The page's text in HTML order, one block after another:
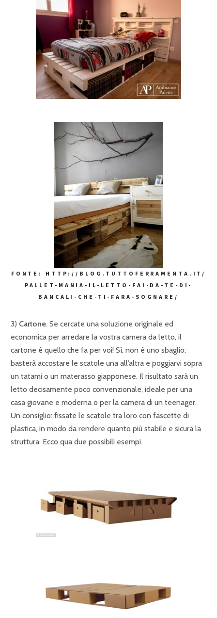
FONTE: HTTP://BLOG.TUTTOFERRAMENTA.IT/
PALLET-MANIA-IL-LETTO-FAI-DA-TE-DI-
BANCALI-CHE-TI-FARA-SOGNARE/
3) Cartone. Se cercate una soluzione originale ed
economica per arredare la vostra camera da letto, il
cartone è quello che fa per voi! Sì, non è uno sbaglio:
basterà accostare le scatole una all’altra e poggiarvi sopra
un tatami o un materasso giapponese. Il risultato sarà un
letto decisamente poco convenzionale, ideale per una
casa giovane e moderna o per la camera di un teenager.
Un consiglio: fissate le scatole tra loro con fascette di
plastica, in modo da rendere quanto più stabile e sicura la
struttura. Ecco qua due possibili esempi.